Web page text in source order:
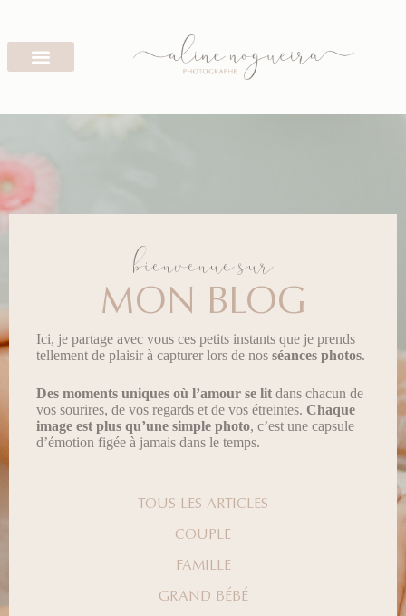
TOUS LES ARTICLES
COUPLE
FAMILLE
GRAND BÉBÉ
bienvenue sur
MON BLOG
Ici, je partage avec vous ces petits instants que je prends
tellement de plaisir à capturer lors de nos séances photos.
Des moments uniques où l’amour se lit dans chacun de
vos sourires, de vos regards et de vos étreintes. Chaque
image est plus qu’une simple photo, c’est une capsule
d’émotion figée à jamais dans le temps.